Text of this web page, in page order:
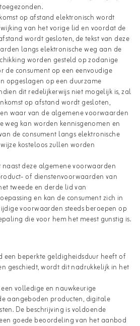
op afstand elektronisch wordt
van het vorige lid en voordat de
wordt gesloten, de tekst van deze
langs elektronische weg aan de
worden gesteld op zodanige
de consument op een eenvoudige
opgeslagen op een duurzame
dit redelijkerwijs niet mogelijk is, zal
op afstand wordt gesloten,
waar van de algemene voorwaarden
weg kan worden kennisgenomen en
de consument langs elektronische
kosteloos zullen worden
deze algemene voorwaarden
of dienstenvoorwaarden van
tweede en derde lid van
en kan de consument zich in
voorwaarden steeds beroepen op
die voor hem het meest gunstig is.
een beperkte geldigheidsduur heeft of
geschiedt, wordt dit nadrukkelijk in het
volledige en nauwkeurige
aangeboden producten, digitale
De beschrijving is voldoende
goede beoordeling van het aanbod